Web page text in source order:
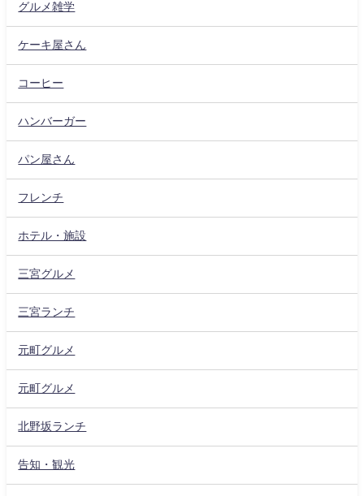
グルメ雑学
ケーキ屋さん
コーヒー
ハンバーガー
パン屋さん
フレンチ
ホテル・施設
三宮グルメ
三宮ランチ
元町グルメ
元町グルメ
北野坂ランチ
告知・観光